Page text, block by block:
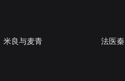
米良与麦青 法医